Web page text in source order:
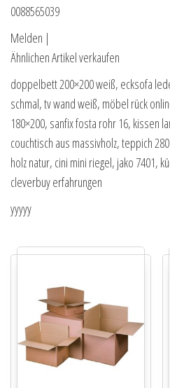
0088565039
Melden |
Ähnlichen Artikel verkaufen
doppelbett 200×200 weiß, ecksofa
schmal, tv wand weiß, möbel rück
180×200, sanfix fosta rohr 16, kissen
couchtisch aus massivholz, teppich
holz natur, cini mini riegel, jako 7401,
cleverbuy erfahrungen
yyyyy